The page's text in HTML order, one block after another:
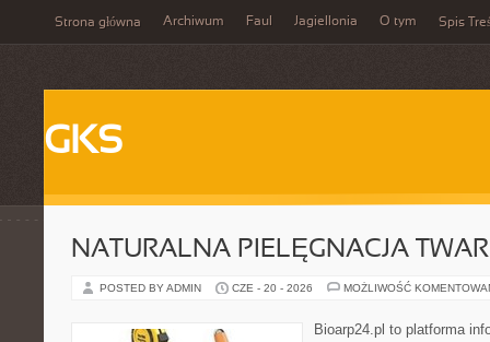
Strona główna Archiwum Faul Jagiellonia O tym Spis
GKS
NATURALNA PIELĘGNACJA
POSTED BY ADMIN CZE - 20 - 2026 MOŻLIWOŚĆ
Bioarp24.pl to platforma